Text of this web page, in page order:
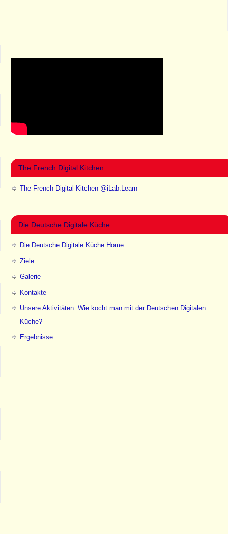
The French Digital Kitchen
The French Digital Kitchen @iLab:Learn
Die Deutsche Digitale Küche
Die Deutsche Digitale Küche Home
Ziele
Galerie
Kontakte
Unsere Aktivitäten: Wie kocht man mit der Deutschen Digitalen
Küche?
Ergebnisse